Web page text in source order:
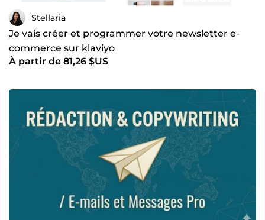
Stellaria
Je vais créer et programmer votre newsletter e-
commerce sur klaviyo
À partir de 81,26 $US